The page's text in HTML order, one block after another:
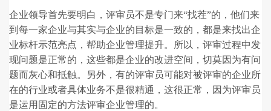
企业领导首先要明白，评审员不是专门来“找茬”的，他们来
到每一家企业与其实与企业的目标是一致的，都是来找出企
业标杆示范亮点，帮助企业管理提升。所以，评审过程中发
现问题是正常的，这些都是企业的改进空间，切莫因为有问
题而灰心和抵触。另外，有的评审员可能对被评审的企业所
在的行业或者具体业务不是很精通，这很正常，因为评审员
是运用固定的方法评审企业管理的。